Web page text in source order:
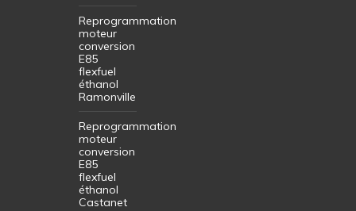
Reprogrammation
moteur
conversion
E85
flexfuel
éthanol
Ramonville
Reprogrammation
moteur
conversion
E85
flexfuel
éthanol
Castanet